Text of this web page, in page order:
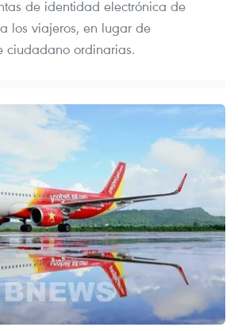
de identidad electrónica de
los viajeros, en lugar de
ciudadano ordinarias.